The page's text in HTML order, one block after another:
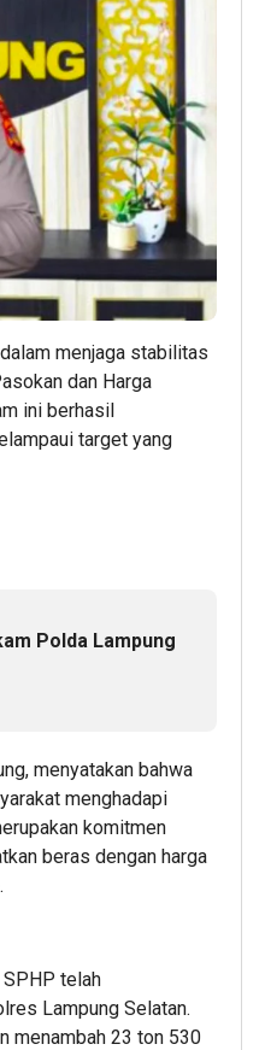
menjaga stabilitas
dan Harga
ini berhasil
target yang
Polda Lampung
menyatakan bahwa
menghadapi
komitmen
beras dengan harga
telah
Lampung Selatan.
menambah 23 ton 530